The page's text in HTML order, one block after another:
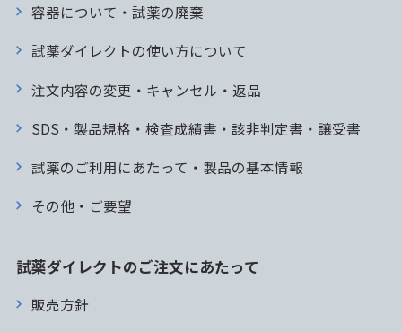
容器について・試薬の廃棄
試薬ダイレクトの使い方について
注文内容の変更・キャンセル・返品
SDS・製品規格・検査成績書・該非判定書・譲受書
試薬のご利用にあたって・製品の基本情報
その他・ご要望
試薬ダイレクトのご注文にあたって
販売方針